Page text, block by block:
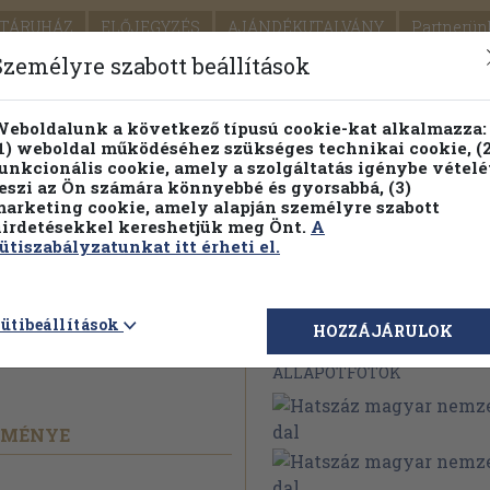
ELŐJEGYZÉS AJÁNDÉKUTALVÁNY
SEGÍTSÉG
PILLANATNYI ÁRAINK FENNTARTHATÓ
Részletes kereső Témaköri fa
Megvásárolható
ÁLLAPOTFOTÓK
szabott beállítások
a következő típusú cookie-kat alkalmazza:
weboldal működéséhez szükséges technikai cookie,
cookie, amely a szolgáltatás igénybe
az Ön számára könnyebbé és gyorsabbá, (3)
cookie, amely alapján személyre szabott
kereshetjük meg Önt. A
itt érheti el.
HOZZÁJÁRULOK